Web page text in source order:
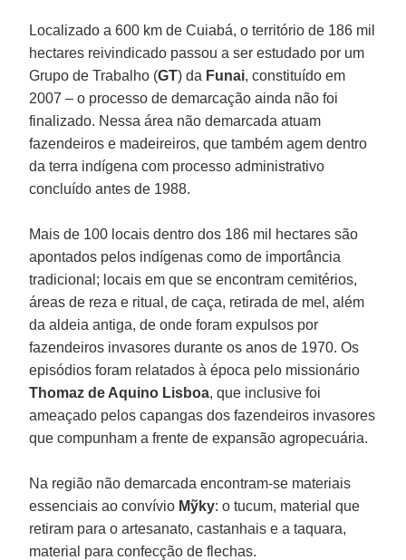
Localizado a 600 km de Cuiabá, o território de 186 mil
hectares reivindicado passou a ser estudado por um
Grupo de Trabalho (GT) da Funai, constituído em
2007 – o processo de demarcação ainda não foi
finalizado. Nessa área não demarcada atuam
fazendeiros e madeireiros, que também agem dentro
da terra indígena com processo administrativo
concluído antes de 1988.
Mais de 100 locais dentro dos 186 mil hectares são
apontados pelos indígenas como de importância
tradicional; locais em que se encontram cemitérios,
áreas de reza e ritual, de caça, retirada de mel, além
da aldeia antiga, de onde foram expulsos por
fazendeiros invasores durante os anos de 1970. Os
episódios foram relatados à época pelo missionário
Thomaz de Aquino Lisboa, que inclusive foi
ameaçado pelos capangas dos fazendeiros invasores
que compunham a frente de expansão agropecuária.
Na região não demarcada encontram-se materiais
essenciais ao convívio Mỹky: o tucum, material que
retiram para o artesanato, castanhais e a taquara,
material para confecção de flechas.